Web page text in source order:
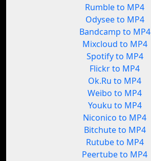
Rumble to MP4
Odysee to MP4
Bandcamp to MP4
Mixcloud to MP4
Spotify to MP4
Flickr to MP4
Ok.Ru to MP4
Weibo to MP4
Youku to MP4
Niconico to MP4
Bitchute to MP4
Rutube to MP4
Peertube to MP4